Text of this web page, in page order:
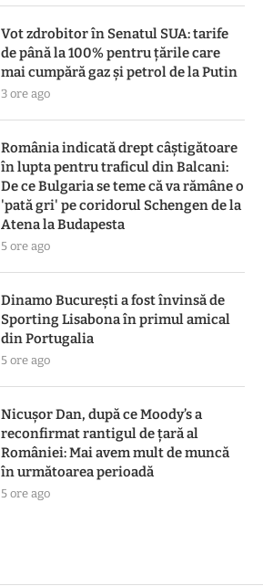
Vot zdrobitor în Senatul SUA: tarife
de până la 100% pentru țările care
mai cumpără gaz și petrol de la Putin
3 ore ago
România indicată drept câștigătoare
în lupta pentru traficul din Balcani:
De ce Bulgaria se teme că va rămâne o
'pată gri' pe coridorul Schengen de la
Atena la Budapesta
5 ore ago
Dinamo București a fost învinsă de
Sporting Lisabona în primul amical
din Portugalia
5 ore ago
Nicușor Dan, după ce Moody’s a
reconfirmat rantigul de țară al
României: Mai avem mult de muncă
în următoarea perioadă
5 ore ago